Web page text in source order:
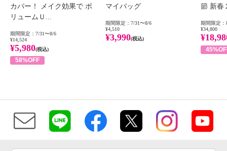
カバー！ メイク効果で ボ
リュームＵ...
期間限定：7/31〜8/6
¥14,524
¥5,980(税込)
58%OFF
マイバッグ
期間限定：7/31〜8/6
¥4,510
¥3,990(税込)
節 新春
期間限定：
¥34,800